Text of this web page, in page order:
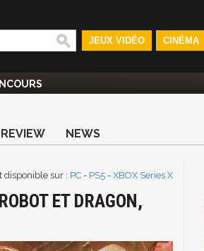
JEUX VIDÉO CINÉMA
NEWS
disponible sur : PC - PS5 - XBOX Series X
ET DRAGON,